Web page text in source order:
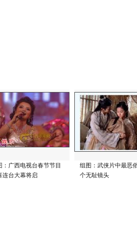
：广西电视台春节节目
连台大幕将启
组图：武侠片中最恶
个无耻镜头